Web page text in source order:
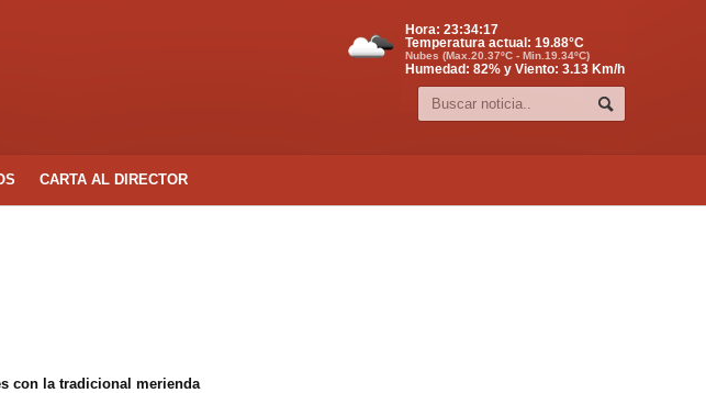
Hora: 23:34:18
Temperatura actual: 19.88°C
Nubes (Max.20.37ºC - Min.19.34ºC)
Humedad: 82% y Viento: 3.13 Km/h
CARTA AL DIRECTOR
con la tradicional merienda